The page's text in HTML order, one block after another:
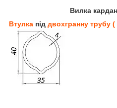
Вилка
Втулка під двохгранну трубу